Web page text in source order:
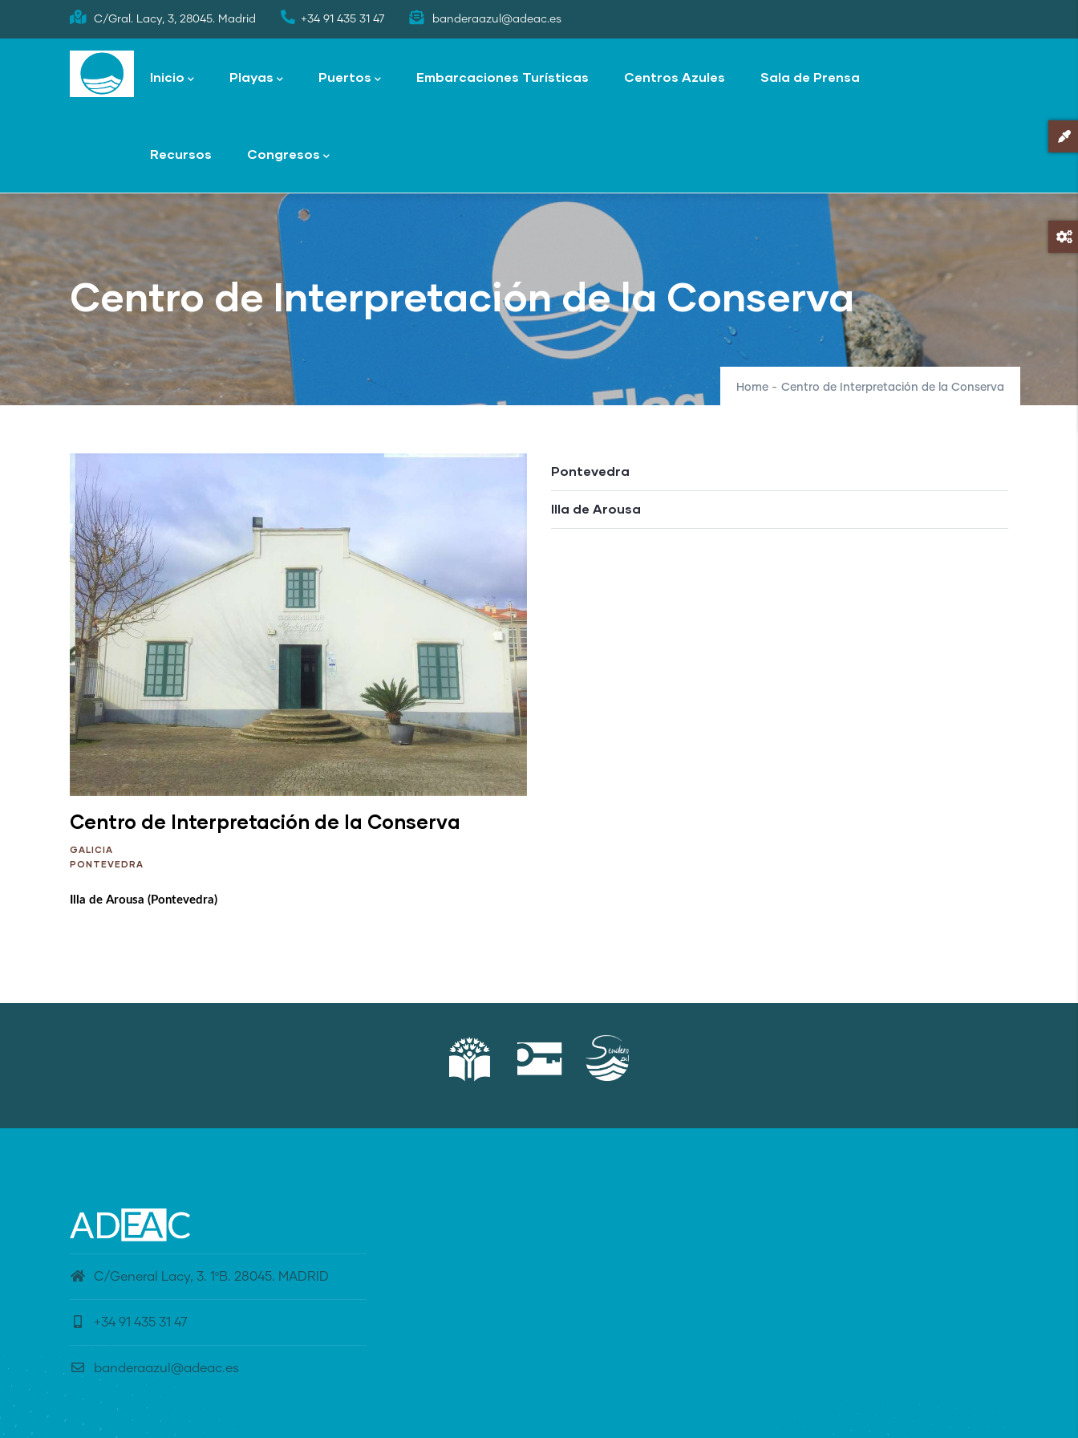
to
C/Gral. Lacy, 3, 28045. Madrid +34 91 435 31 47 banderaazul@adeac.es
navigation
Inicio Playas Puertos Embarcaciones Turísticas Centros Azules Sala de Prensa
Recursos Congresos
Centro de Interpretación de la Conserva
Home - Centro de Interpretación de la Conserva
Pontevedra
Illa de Arousa
Centro de Interpretación de la Conserva
GALICIA
PONTEVEDRA
Illa de Arousa (Pontevedra)
C/General Lacy, 3. 1ºB. 28045. MADRID
+34 91 435 31 47
banderaazul@adeac.es